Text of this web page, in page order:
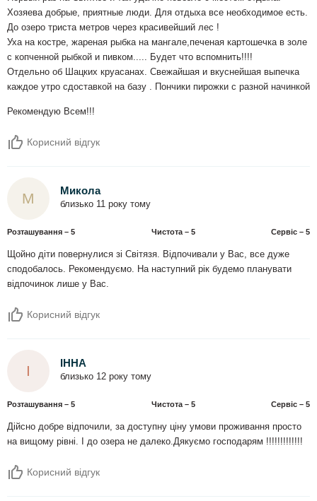
Хозяева добрые, приятные люди. Для отдыха все необходимое есть.
До озеро триста метров через красивейший лес !
Уха на костре, жареная рыбка на мангале,печеная картошечка в золе
с копченной рыбкой и пивком..... Будет что вспомнить!!!!
Отдельно об Шацких круасанах. Свежайшая и вкуснейшая выпечка
каждое утро сдоставкой на базу . Пончики пирожки с разной начинкой
Рекомендую Всем!!!
Корисний відгук
М Микола
близько 11 року тому
Розташування – 5 Чистота – 5 Сервіс – 5
Щойно діти повернулися зі Світязя. Відпочивали у Вас, все дуже
сподобалось. Рекомендуємо. На наступний рік будемо планувати
відпочинок лише у Вас.
Корисний відгук
І ІННА
близько 12 року тому
Розташування – 5 Чистота – 5 Сервіс – 5
Дійсно добре відпочили, за доступну ціну умови проживання просто
на вищому рівні. І до озера не далеко.Дякуємо господарям !!!!!!!!!!!!!
Корисний відгук